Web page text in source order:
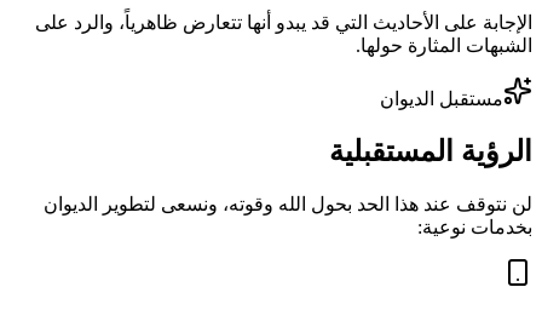
الإجابة على الأحاديث التي قد يبدو أنها تتعارض ظاهرياً، والرد على
الشبهات المثارة حولها.
مستقبل الديوان
الرؤية المستقبلية
لن نتوقف عند هذا الحد بحول الله وقوته، ونسعى لتطوير الديوان
بخدمات نوعية: